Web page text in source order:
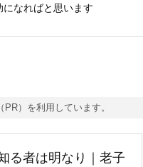
なればと思います

）を利用しています。
る者は明なり｜老子